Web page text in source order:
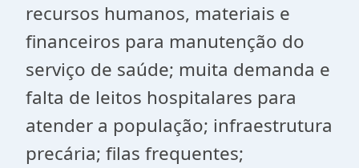
recursos humanos, materiais e
financeiros para manutenção do
serviço de saúde; muita demanda e
falta de leitos hospitalares para
atender a população; infraestrutura
precária; filas frequentes;